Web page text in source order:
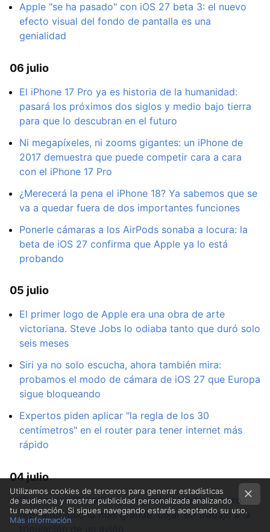
Apple "se ha pasado" con iOS 27 beta 3: el nuevo
efecto visual del fondo de pantalla es una
genialidad
06 julio
El iPhone 17 Pro ya es historia de la humanidad:
pasará los próximos dos siglos y medio bajo tierra
para que lo descubran en el futuro
Ni megapíxeles, ni zooms gigantes: un iPhone de
2017 demuestra que puede competir cara a cara
con el iPhone 17 Pro
¿Merecerá la pena el iPhone 18? Ya sabemos que se
va a quedar fuera de dos importantes funciones
Ponerle cámaras a los AirPods sonaba a locura: la
beta de iOS 27 confirma que Apple ya lo está
probando
05 julio
El primer logo de Apple era una obra de arte
victoriana. Steve Jobs lo odiaba tanto que duró solo
seis meses
Siri ya no solo escucha, ahora también mira:
probamos el modo de cámara de iOS 27 que Europa
sigue bloqueando
Expertos piden aplicar "la regla de los 30
centímetros" en el router para tener internet más
rápido
04 julio
"Buscar mi iPhone" no recuperó el teléfono, pero
hizo algo mucho más grande: dejar sin trabajo a la
Utilizamos cookies de terceros para generar estadísticas
de audiencia y mostrar publicidad personalizada analizando
tu navegación. Si sigues navegando estarás aceptando su uso.
Más información